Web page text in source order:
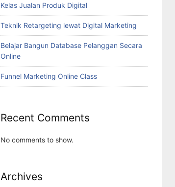
Kelas Jualan Produk Digital
Teknik Retargeting lewat Digital Marketing
Belajar Bangun Database Pelanggan Secara
Online
Funnel Marketing Online Class
Recent Comments
No comments to show.
Archives